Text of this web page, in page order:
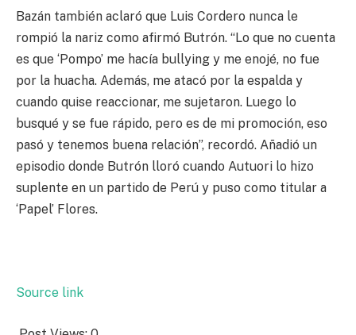
Bazán también aclaró que Luis Cordero nunca le
rompió la nariz como afirmó Butrón. “Lo que no cuenta
es que ‘Pompo’ me hacía bullying y me enojé, no fue
por la huacha. Además, me atacó por la espalda y
cuando quise reaccionar, me sujetaron. Luego lo
busqué y se fue rápido, pero es de mi promoción, eso
pasó y tenemos buena relación”, recordó. Añadió un
episodio donde Butrón lloró cuando Autuori lo hizo
suplente en un partido de Perú y puso como titular a
‘Papel’ Flores.
Source link